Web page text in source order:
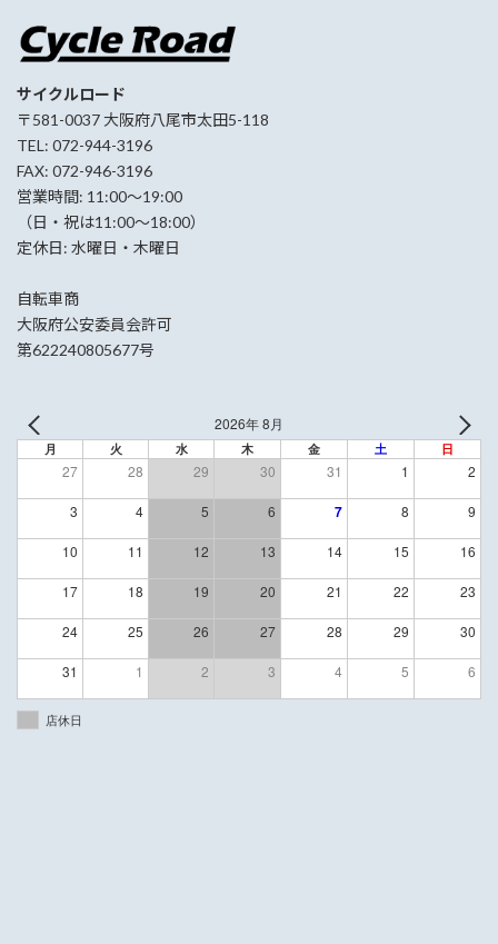
サイクルロード
〒581-0037 大阪府八尾市太田5-118
TEL: 072-944-3196
FAX: 072-946-3196
営業時間: 11:00〜19:00
（日・祝は11:00〜18:00）
定休日: 水曜日・木曜日
自転車商
大阪府公安委員会許可
第622240805677号
2026年 8月
月 火 水 木 金 土 日
27 28 29 30 31 1 2
3 4 5 6 7 8 9
10 11 12 13 14 15 16
17 18 19 20 21 22 23
24 25 26 27 28 29 30
31 1 2 3 4 5 6
店休日